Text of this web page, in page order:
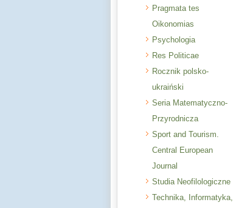
Pragmata tes
Oikonomias
Psychologia
Res Politicae
Rocznik polsko-
ukraiński
Seria Matematyczno-
Przyrodnicza
Sport and Tourism.
Central European
Journal
Studia Neofilologiczne
Technika, Informatyka,